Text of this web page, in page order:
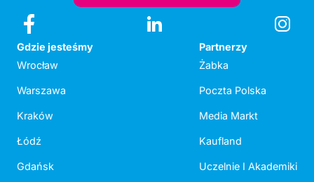
Gdzie jesteśmy
Wrocław
Warszawa
Kraków
Łódź
Gdańsk
Partnerzy
Żabka
Poczta Polska
Media Markt
Kaufland
Uczelnie I Akademiki